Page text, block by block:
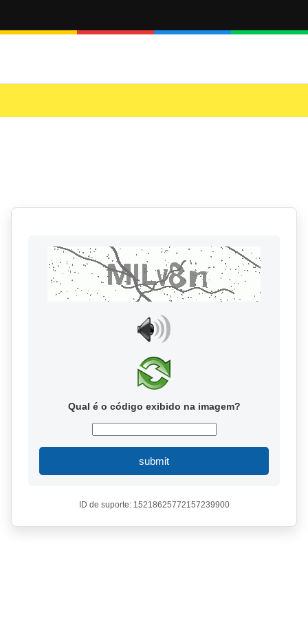
Qual é o código exibido na imagem?
submit
ID de suporte: 15218625772157239900